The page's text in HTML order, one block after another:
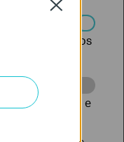
Close
desativados nos
para melhorar e